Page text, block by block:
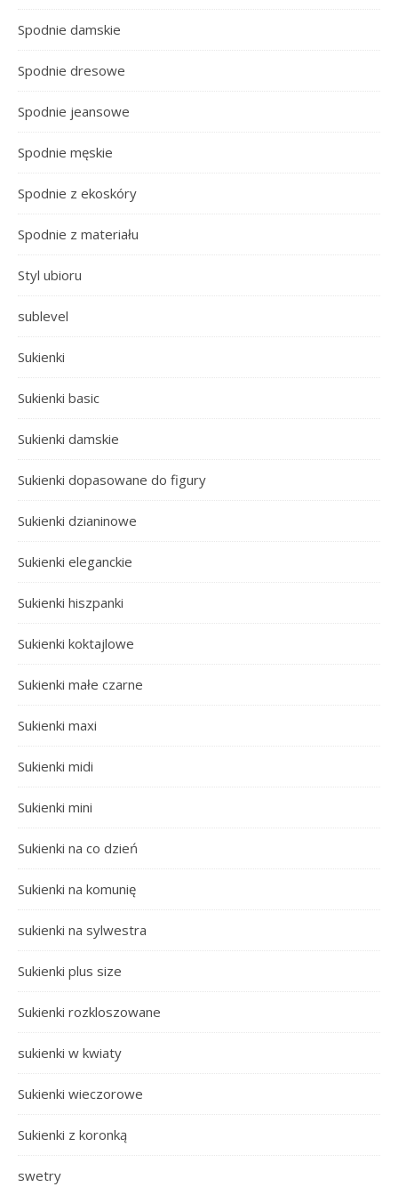
Spodnie damskie
Spodnie dresowe
Spodnie jeansowe
Spodnie męskie
Spodnie z ekoskóry
Spodnie z materiału
Styl ubioru
sublevel
Sukienki
Sukienki basic
Sukienki damskie
Sukienki dopasowane do figury
Sukienki dzianinowe
Sukienki eleganckie
Sukienki hiszpanki
Sukienki koktajlowe
Sukienki małe czarne
Sukienki maxi
Sukienki midi
Sukienki mini
Sukienki na co dzień
Sukienki na komunię
sukienki na sylwestra
Sukienki plus size
Sukienki rozkloszowane
sukienki w kwiaty
Sukienki wieczorowe
Sukienki z koronką
swetry